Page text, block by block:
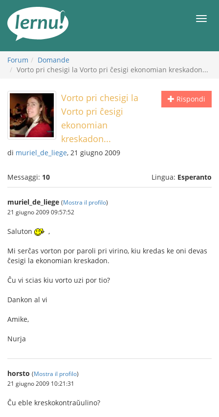
all’indice
Forum
Domande
Vorto pri chesigi la Vorto pri ĉesigi ekonomian kreskadon...
Rispondi
Vorto pri chesigi la
Vorto pri ĉesigi
ekonomian
kreskadon...
di muriel_de_liege, 21 giugno 2009
Messaggi: 10 Lingua: Esperanto
muriel_de_liege (Mostra il profilo)
21 giugno 2009 09:57:52
Saluton ,
Mi serĉas vorton por paroli pri virino, kiu kredas ke oni devas
ĉesigi la ekonomian kreskadon.
Ĉu vi scias kiu vorto uzi por tio?
Dankon al vi
Amike,
Nurja
horsto (Mostra il profilo)
21 giugno 2009 10:21:31
Ĉu eble kreskokontraŭulino?